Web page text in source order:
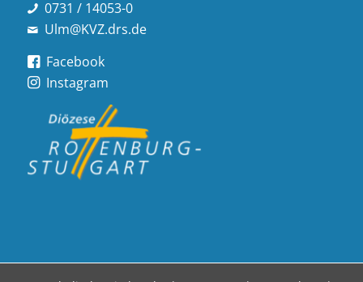
0731 / 14053-0
Ulm@KVZ.drs.de
Facebook
Instagram